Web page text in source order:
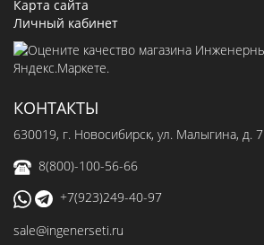
Карта сайта
Личный кабинет
КОНТАКТЫ
630019, г. Новосибирск, ул. Малыгина, д. 7
8(800)-100-56-66
+7(923)249-40-97
sale@ingenerseti.ru